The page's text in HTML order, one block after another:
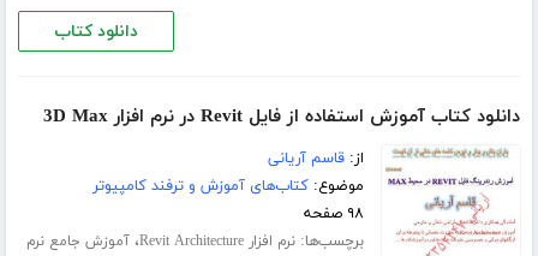
دانلود کتاب
دانلود کتاب آموزش استفاده از فایل Revit در نرم افزار 3D Max
از:قاسم آریانی
موضوع:کتاب‌های آموزش و ترفند کامپیوتر
۹۸ صفحه
برچسب‌ها:نرم افزار Revit Architecture ،آموزش جامع نرم